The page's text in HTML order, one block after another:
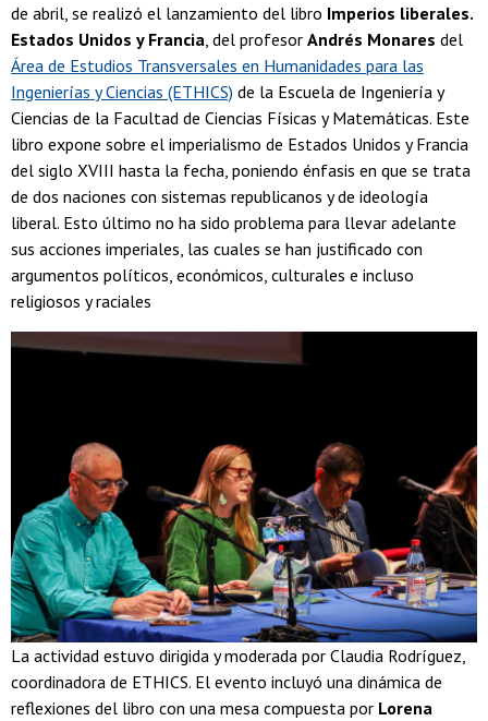
de abril, se realizó el lanzamiento del libro Imperios liberales.
Estados Unidos y Francia, del profesor Andrés Monares del
Área de Estudios Transversales en Humanidades para las
Ingenierías y Ciencias (ETHICS) de la Escuela de Ingeniería y
Ciencias de la Facultad de Ciencias Físicas y Matemáticas. Este
libro expone sobre el imperialismo de Estados Unidos y Francia
del siglo XVIII hasta la fecha, poniendo énfasis en que se trata
de dos naciones con sistemas republicanos y de ideología
liberal. Esto último no ha sido problema para llevar adelante
sus acciones imperiales, las cuales se han justificado con
argumentos políticos, económicos, culturales e incluso
religiosos y raciales
La actividad estuvo dirigida y moderada por Claudia Rodríguez,
coordinadora de ETHICS. El evento incluyó una dinámica de
reflexiones del libro con una mesa compuesta por Lorena